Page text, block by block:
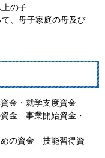
の子
、母子家庭の母及び
金・就学支度資金
金 事業開始資金・
めの資金 技能習得資